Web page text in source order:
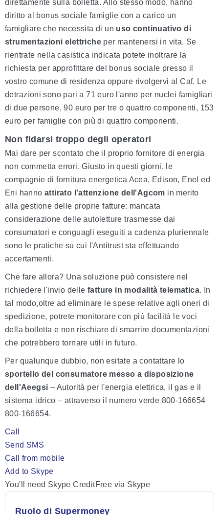
direttamente sulla bolletta. Allo stesso modo, hanno
diritto al bonus sociale famiglie con a carico un
famigliare che necessita di un uso continuativo di
strumentazioni elettriche per mantenersi in vita. Se
rientrate nella casistica indicata potete inoltrare la
richiesta per approfittare del bonus sociale presso il
vostro comune di residenza oppure rivolgervi al Caf. Le
detrazioni sono pari a 71 euro l'anno per nuclei famigliari
di due persone, 90 euro per tre o quattro componenti, 153
euro per famiglie con più di quattro componenti.
Non fidarsi troppo degli operatori
Mai dare per scontato che il proprio fornitore di energia
non commetta errori. Giusto in questi giorni, le
compagnie di fornitura energetica Acea, Edison, Enel ed
Eni hannoattirato l'attenzione dell'Agcom in merito
alla gestione delle proprie fatture: mancata
considerazione delle autoletture trasmesse dai
consumatori e conguagli eseguiti a cadenza pluriennale
sono le pratiche su cui l'Antitrust sta effettuando
accertamenti.
Che fare allora? Una soluzione può consistere nel
richiedere l'invio delle fatture in modalità telematica. In
tal modo,oltre ad eliminare le spese relative agli oneri di
spedizione, potrete monitorare con più facilità le voci
della bolletta e non rischiare di smarrire documentazioni
che potrebbero tornare utili in futuro.
Per qualunque dubbio, non esitate a contattare lo
sportello del consumatore messo a disposizione
dell'Aeegsi – Autorità per l'energia elettrica, il gas e il
sistema idrico – attraverso il numero verde 800-166654
800-166654.
Call
Send SMS
Call from mobile
Add to Skype
You'll need Skype CreditFree via Skype
Ruolo di Supermoney